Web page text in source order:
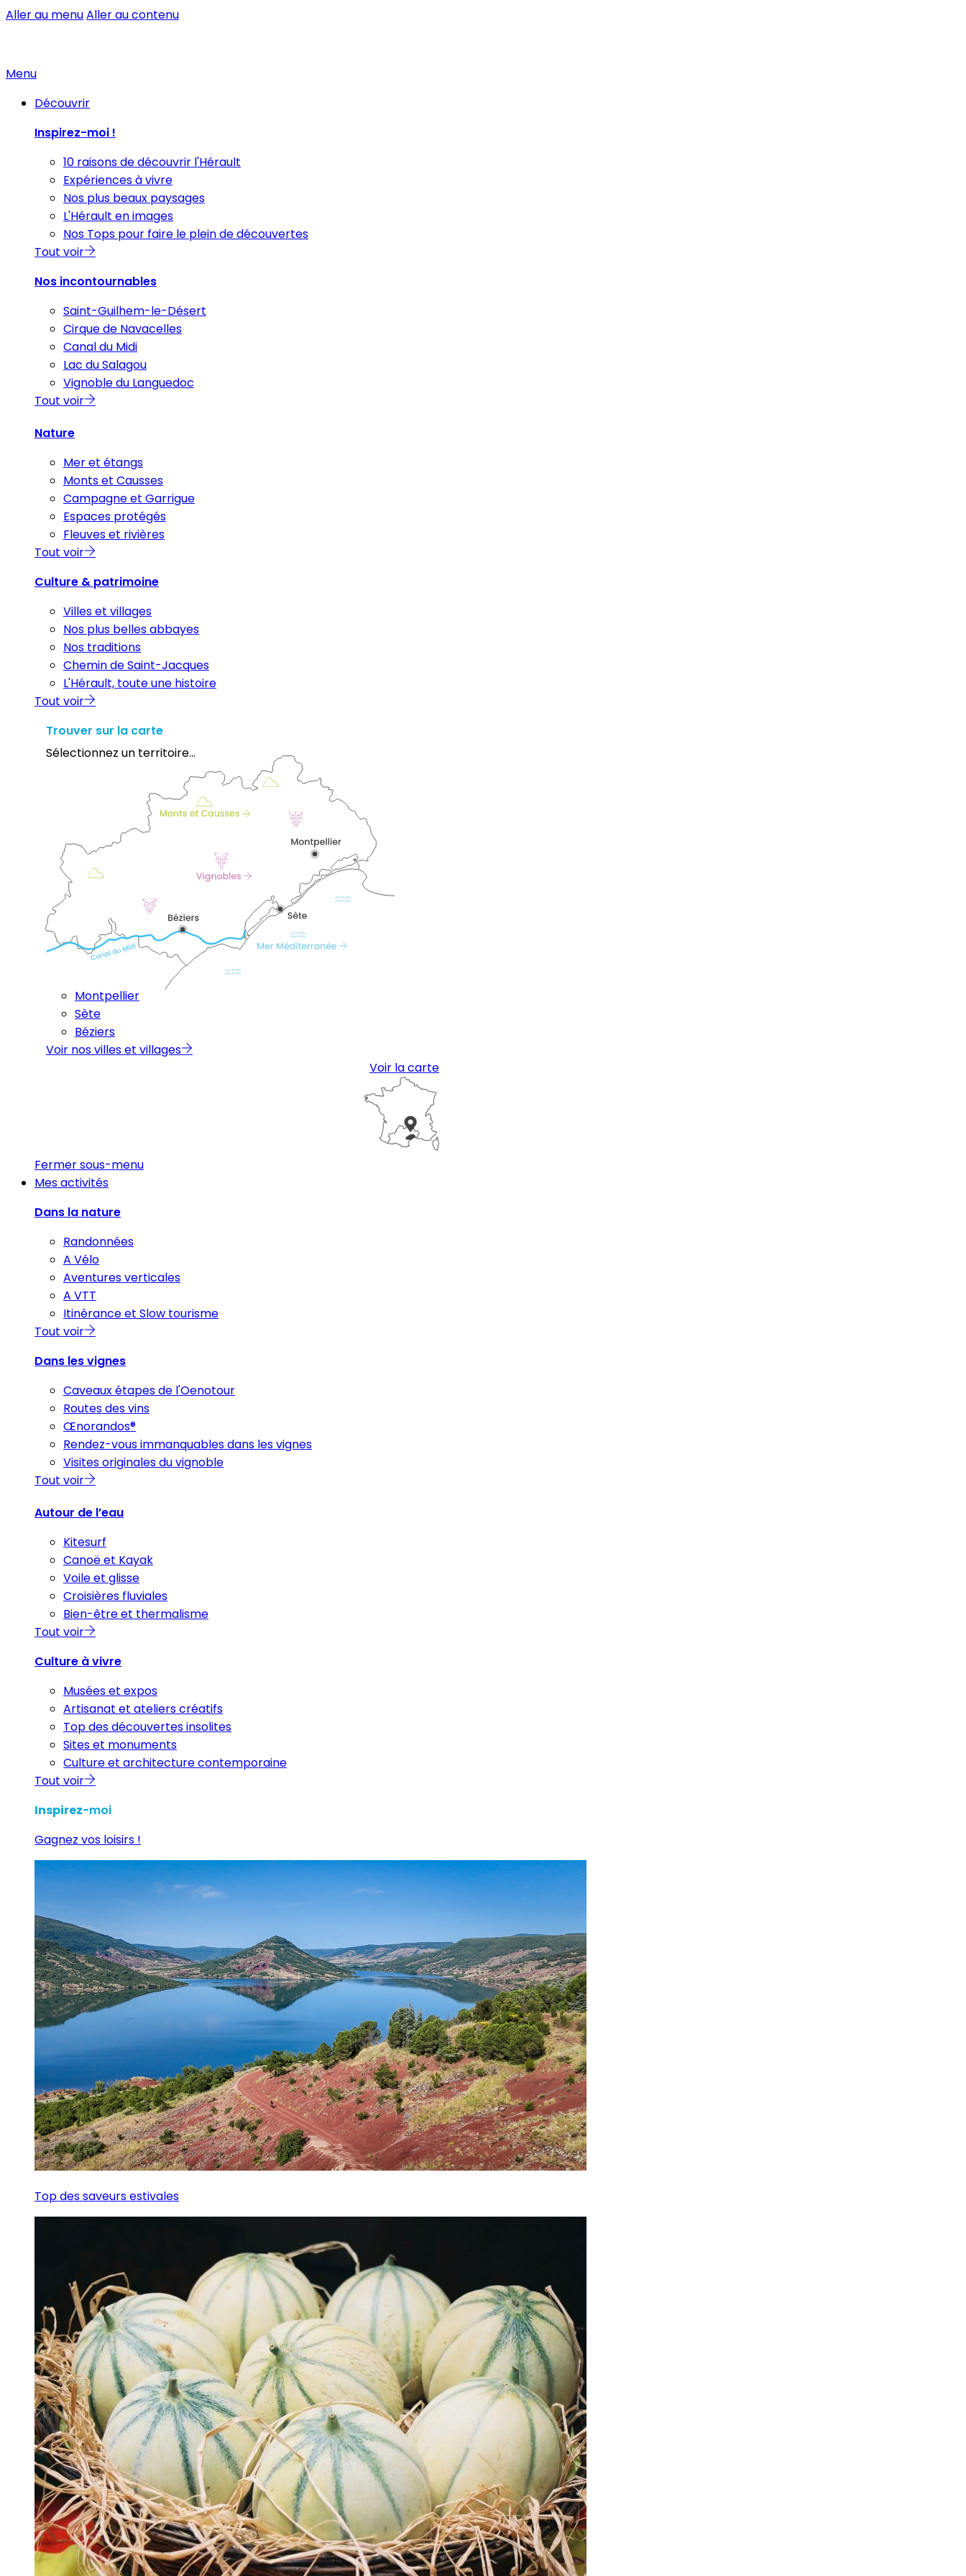
Aller au menuAller au contenu
Menu
Découvrir
Inspirez-moi !
10 raisons de découvrir l'Hérault
Expériences à vivre
Nos plus beaux paysages
L'Hérault en images
Nos Tops pour faire le plein de découvertes
Tout voir
Nos incontournables
Saint-Guilhem-le-Désert
Cirque de Navacelles
Canal du Midi
Lac du Salagou
Vignoble du Languedoc
Tout voir
Nature
Mer et étangs
Monts et Causses
Campagne et Garrigue
Espaces protégés
Fleuves et rivières
Tout voir
Culture & patrimoine
Villes et villages
Nos plus belles abbayes
Nos traditions
Chemin de Saint-Jacques
L'Hérault, toute une histoire
Tout voir
Trouver sur la carte
Sélectionnez un territoire...
Montpellier
Sète
Béziers
Voir nos villes et villages
Voir la carte
Fermer sous-menu
Mes activités
Dans la nature
Randonnées
A Vélo
Aventures verticales
A VTT
Itinérance et Slow tourisme
Tout voir
Dans les vignes
Caveaux étapes de l'Oenotour
Routes des vins
Œnorandos®
Rendez-vous immanquables dans les vignes
Visites originales du vignoble
Tout voir
Autour de l’eau
Kitesurf
Canoë et Kayak
Voile et glisse
Croisières fluviales
Bien-être et thermalisme
Tout voir
Culture à vivre
Musées et expos
Artisanat et ateliers créatifs
Top des découvertes insolites
Sites et monuments
Culture et architecture contemporaine
Tout voir
Inspirez-moi
Gagnez vos loisirs !
Top des saveurs estivales